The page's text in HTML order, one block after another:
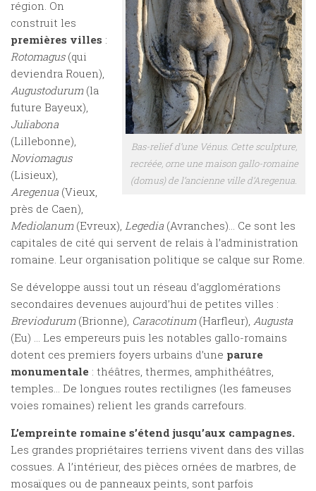
Bas-relief d’une Vénus. Cette sculpture,
recréée, orne une maison gallo-romaine
(domus) de l’ancienne ville d’Aregenua.
région. On
construit les
premières villes :
Rotomagus (qui
deviendra Rouen),
Augustodurum (la
future Bayeux),
Juliabona
(Lillebonne),
Noviomagus
(Lisieux),
Aregenua (Vieux,
près de Caen),
Mediolanum (Evreux), Legedia (Avranches)… Ce sont les
capitales de cité qui servent de relais à l’administration
romaine. Leur organisation politique se calque sur Rome.
Se développe aussi tout un réseau d’agglomérations
secondaires devenues aujourd’hui de petites villes :
Breviodurum (Brionne), Caracotinum (Harfleur), Augusta
(Eu) … Les empereurs puis les notables gallo-romains
dotent ces premiers foyers urbains d’une parure
monumentale : théâtres, thermes, amphithéâtres,
temples… De longues routes rectilignes (les fameuses
voies romaines) relient les grands carrefours.
L’empreinte romaine s’étend jusqu’aux campagnes.
Les grandes propriétaires terriens vivent dans des villas
cossues. A l’intérieur, des pièces ornées de marbres, de
mosaïques ou de panneaux peints, sont parfois